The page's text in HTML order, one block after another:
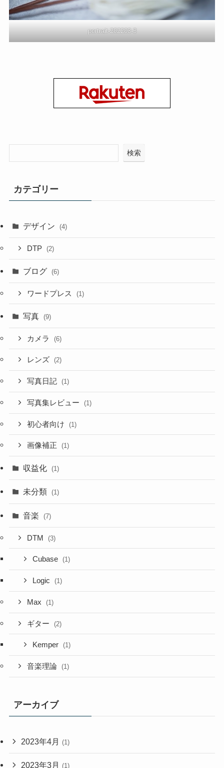
portrait-202203-3
検索
カテゴリー
デザイン (4)
DTP (2)
ブログ (6)
ワードプレス (1)
写真 (9)
カメラ (6)
レンズ (2)
写真日記 (1)
写真集レビュー (1)
初心者向け (1)
画像補正 (1)
収益化 (1)
未分類 (1)
音楽 (7)
DTM (3)
Cubase (1)
Logic (1)
Max (1)
ギター (2)
Kemper (1)
音楽理論 (1)
アーカイブ
2023年4月 (1)
2023年3月 (1)